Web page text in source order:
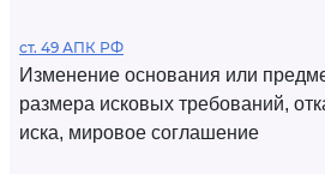
ст. 49 АПК РФ
Изменение основания или
размера исковых требований,
иска, мировое соглашение